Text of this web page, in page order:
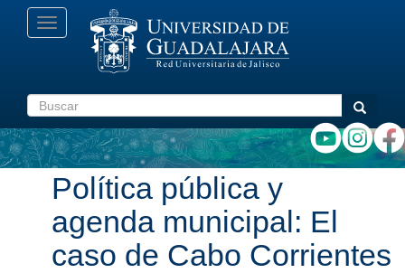
Pasar
Toggle
navigation
Buscar Buscar
Política pública y
agenda municipal: El
caso de Cabo Corrientes